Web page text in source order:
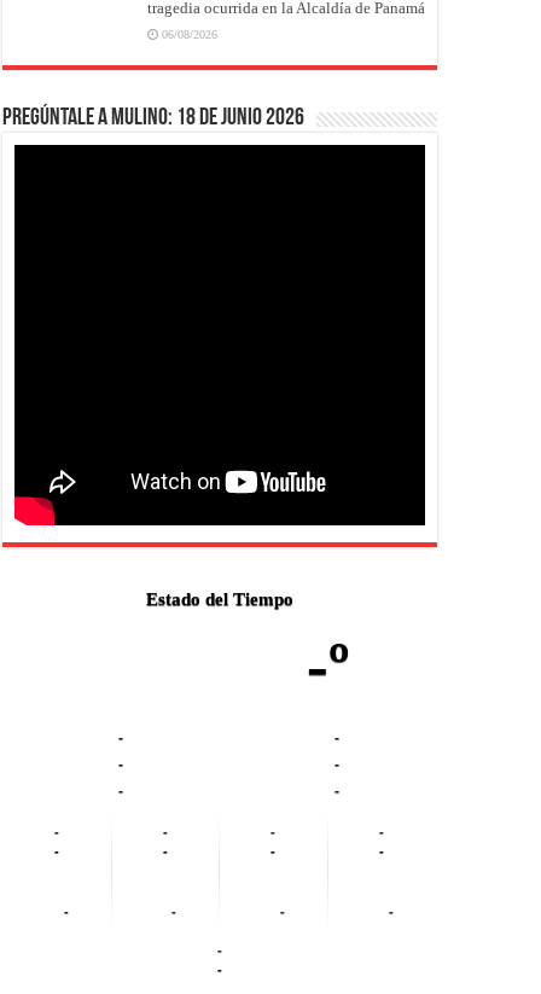
tragedia ocurrida en la Alcaldía de Panamá
06/08/2026
Pregúntale a Mulino: 18 de junio 2026
Estado del Tiempo
-º
-
-
-
-
-
-
-
-
-
-
-
-
-
-
-
-
-
-
-
-